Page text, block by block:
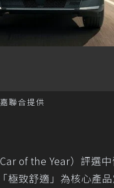
聯合提供
of the Year）評選
極致舒適」為核心產